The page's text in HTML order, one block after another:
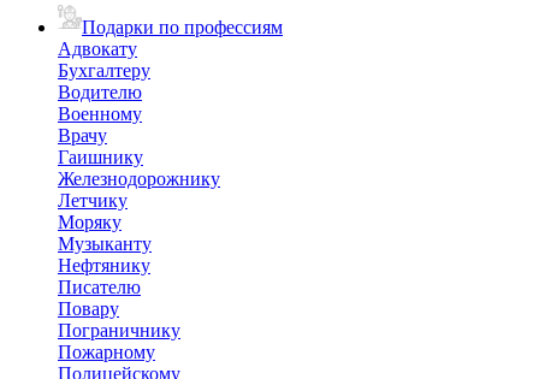
Подарки по профессиям
Адвокату
Бухгалтеру
Водителю
Военному
Врачу
Гаишнику
Железнодорожнику
Летчику
Моряку
Музыканту
Нефтянику
Писателю
Повару
Пограничнику
Пожарному
Полицейскому